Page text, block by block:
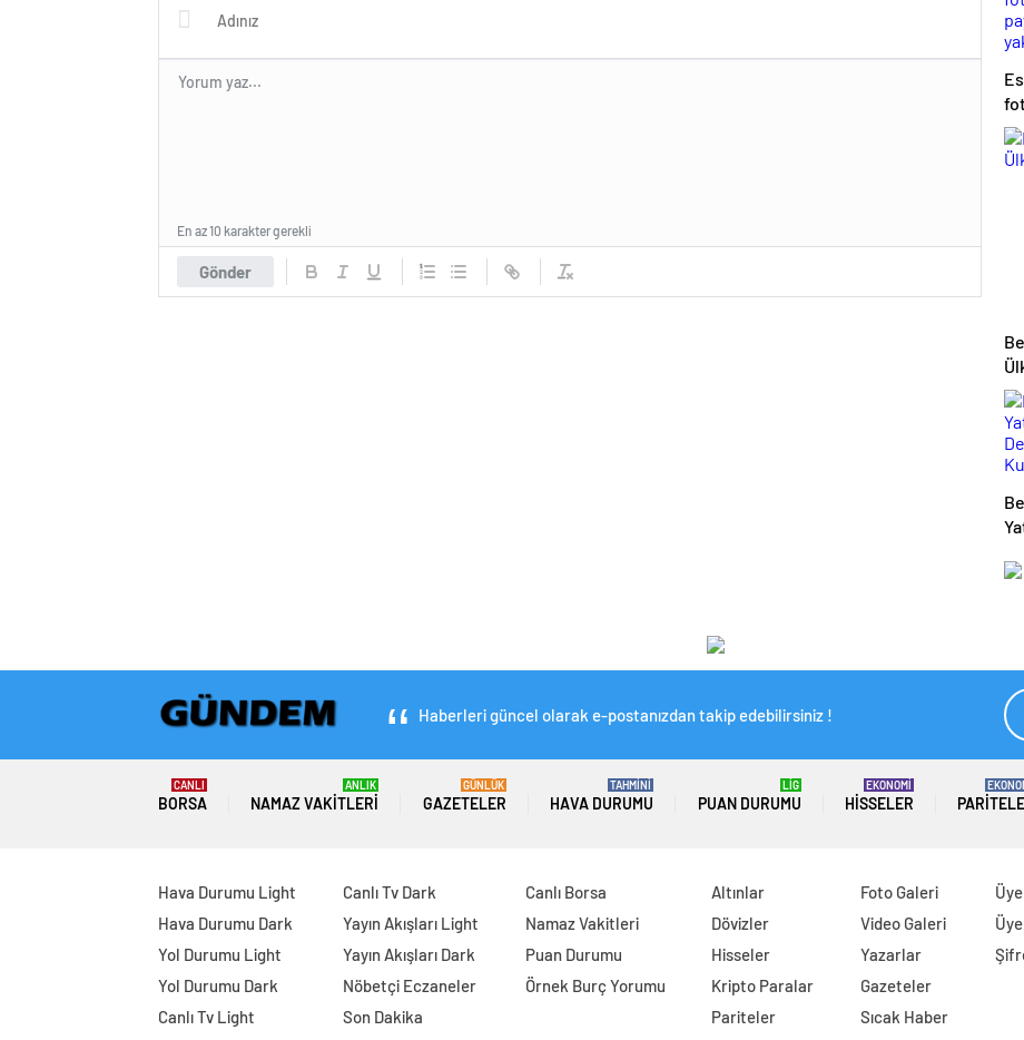
Gönder
En az 10 karakter gerekli
Haberleri güncel olarak e-postanızdan takip edebilirsiniz !
BORSA
CANLI
NAMAZ VAKITLERI
ANLIK
GAZETELER
GÜNLÜK
HAVA DURUMU
TAHMİNİ
PUAN DURUMU
LİG
HISSELER
EKONOMİ
Hava Durumu Light
Hava Durumu Dark
Yol Durumu Light
Yol Durumu Dark
Canlı Tv Light
Canlı Tv Dark
Yayın Akışları Light
Yayın Akışları Dark
Nöbetçi Eczaneler
Son Dakika
Canlı Borsa
Namaz Vakitleri
Puan Durumu
Örnek Burç Yorumu
Altınlar
Dövizler
Hisseler
Kripto Paralar
Pariteler
Foto Galeri
Video Galeri
Yazarlar
Gazeteler
Sıcak Haber